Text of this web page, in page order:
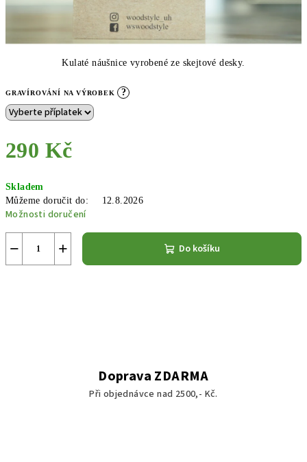
Kulaté náušnice vyrobené ze skejtové desky.
GRAVÍROVÁNÍ NA VÝROBEK ?
290 Kč
cena:
Skladem
Můžeme doručit do:
12.8.2026
Možnosti doručení
+
− Do košíku
Doprava ZDARMA
Při objednávce nad 2500,- Kč.